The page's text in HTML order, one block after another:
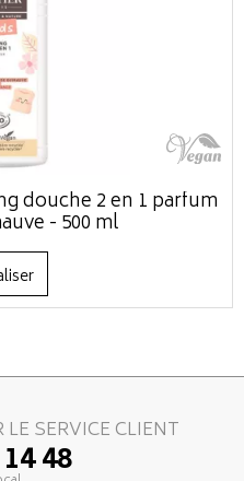
douche 2 en 1 parfum
- 500 ml
SERVICE CLIENT
48